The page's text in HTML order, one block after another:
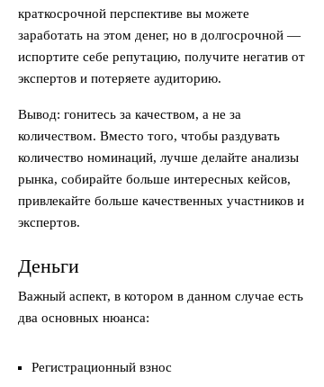
краткосрочной перспективе вы можете
заработать на этом денег, но в долгосрочной —
испортите себе репутацию, получите негатив от
экспертов и потеряете аудиторию.
Вывод: гонитесь за качеством, а не за
количеством. Вместо того, чтобы раздувать
количество номинаций, лучше делайте анализы
рынка, собирайте больше интересных кейсов,
привлекайте больше качественных участников и
экспертов.
Деньги
Важный аспект, в котором в данном случае есть
два основных нюанса:
Регистрационный взнос